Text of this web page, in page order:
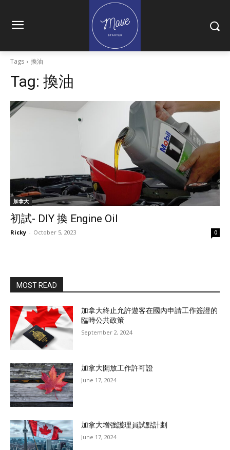
Tags 換油
Tag: 換油
加拿大
初試- DIY 換 Engine Oil
Ricky - October 5, 2023 0
MOST READ
加拿大終止允許遊客在國內申請工作簽證的
臨時公共政策
September 2, 2024
加拿大開放工作許可證
June 17, 2024
加拿大增強護理員試點計劃
June 17, 2024